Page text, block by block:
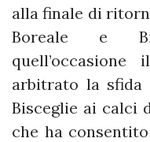
alla finale di
Boreale e
arbitrato la sfida
Bisceglie ai calci
che ha